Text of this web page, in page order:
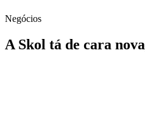
Negócios
A Skol tá de cara